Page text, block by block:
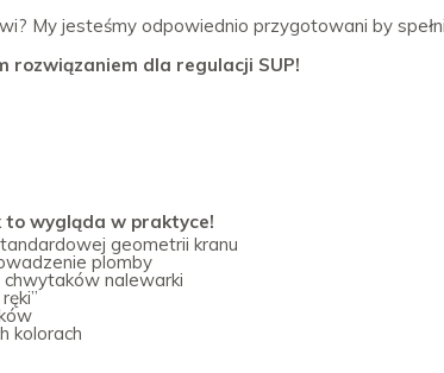
My jesteśmy odpowiednio przygotowani by
rozwiązaniem dla regulacji SUP!
to wygląda w praktyce!
geometrii kranu
plomby
nalewarki
kolorach